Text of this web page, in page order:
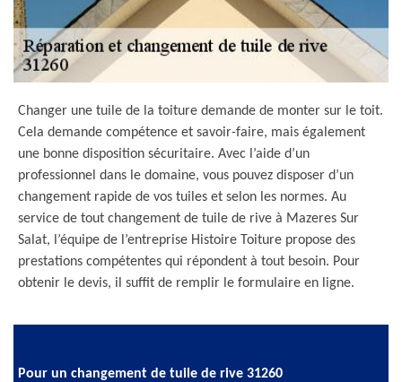
Changer une tuile de la toiture demande de monter sur le toit.
Cela demande compétence et savoir-faire, mais également
une bonne disposition sécuritaire. Avec l’aide d’un
professionnel dans le domaine, vous pouvez disposer d’un
changement rapide de vos tuiles et selon les normes. Au
service de tout changement de tuile de rive à Mazeres Sur
Salat, l’équipe de l’entreprise Histoire Toiture propose des
prestations compétentes qui répondent à tout besoin. Pour
obtenir le devis, il suffit de remplir le formulaire en ligne.
Pour un changement de tuile de rive 31260